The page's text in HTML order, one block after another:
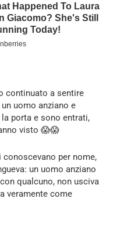
continuato a sentire
uomo anziano e
porta e sono entrati,
visto 😱😱
per nome,
un uomo anziano
qualcuno, non usciva
veramente come